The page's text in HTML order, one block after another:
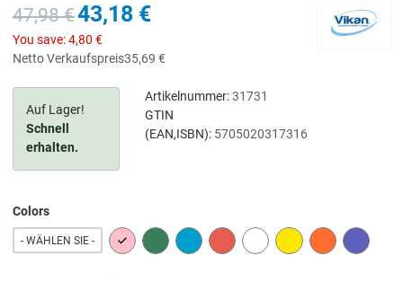
47,98 €43,18 €
You save:4,80 €
Netto Verkaufspreis35,69 €
Auf Lager!
Schnell
erhalten.
Artikelnummer:31731
GTIN
(EAN,ISBN): 5705020317316
Colors
- WÄHLEN SIE - PINK GREEN BLUE RED WHITE YELLOW ORANGE PURPLE